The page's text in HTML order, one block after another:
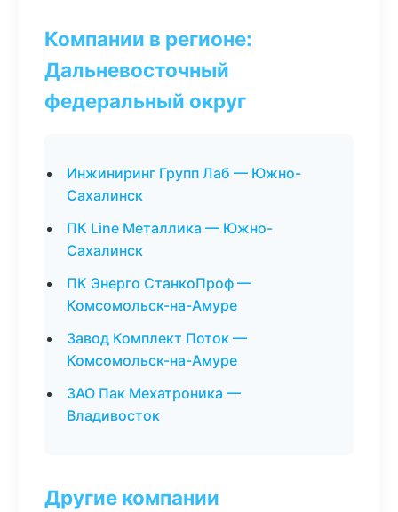
Компании в регионе:
Дальневосточный
федеральный округ
Инжиниринг Групп Лаб — Южно-
Сахалинск
ПК Line Металлика — Южно-
Сахалинск
ПК Энерго СтанкоПроф —
Комсомольск-на-Амуре
Завод Комплект Поток —
Комсомольск-на-Амуре
ЗАО Пак Мехатроника —
Владивосток
Другие компании